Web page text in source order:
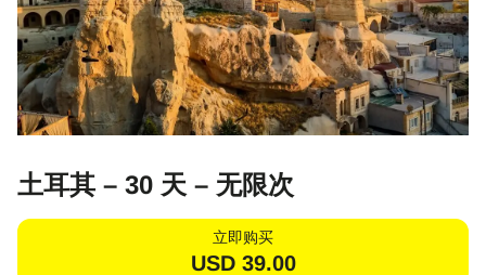
土耳其 – 30 天 – 无限次
立即购买
USD 39.00